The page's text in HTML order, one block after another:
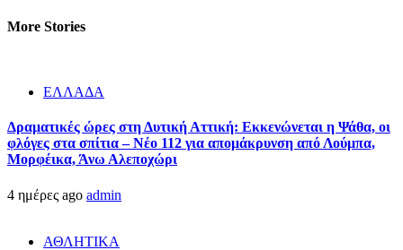
More Stories
ΕΛΛΑΔΑ
Δραματικές ώρες στη Δυτική Αττική: Εκκενώνεται η Ψάθα, οι
φλόγες στα σπίτια – Νέο 112 για απομάκρυνση από Λούμπα,
Μορφέικα, Άνω Αλεποχώρι
4 ημέρες ago admin
ΑΘΛΗΤΙΚΑ